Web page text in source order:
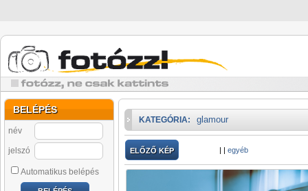
BELÉPÉS
név
jelszó
Automatikus belépés
KATEGÓRIA: glamour
ELŐZŐ KÉP | | egyéb